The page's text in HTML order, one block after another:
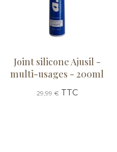
Joint silicone Ajusil -
multi-usages - 200ml
29,99 €TTC